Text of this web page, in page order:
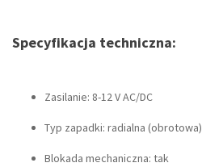
Specyfikacja techniczna:
Zasilanie: 8-12 V AC/DC
Typ zapadki: radialna (obrotowa)
Blokada mechaniczna: tak